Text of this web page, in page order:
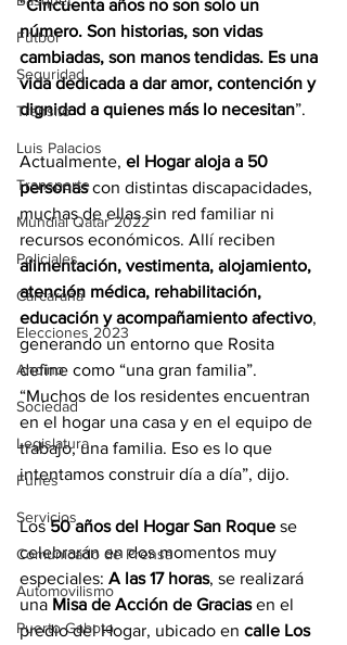
Fútbol
Seguridad
Tránsito
Luis Palacios
Transporte
Mundial Qatar 2022
Policiales
Carcarañá
Elecciones 2023
Andino
Sociedad
Legislatura
Funes
Servicios
Comunicado de Prensa
Automovilismo
Puerto Gaboto
“Cincuenta años no son solo un
número. Son historias, son vidas
cambiadas, son manos tendidas. Es una
vida dedicada a dar amor, contención y
dignidad a quienes más lo necesitan”.
Actualmente, el Hogar aloja a 50
personas con distintas discapacidades,
muchas de ellas sin red familiar ni
recursos económicos. Allí reciben
alimentación, vestimenta, alojamiento,
atención médica, rehabilitación,
educación y acompañamiento afectivo,
generando un entorno que Rosita
define como “una gran familia”.
“Muchos de los residentes encuentran
en el hogar una casa y en el equipo de
trabajo, una familia. Eso es lo que
intentamos construir día a día”, dijo.
Los 50 años del Hogar San Roque se
celebrarán en dos momentos muy
especiales: A las 17 horas, se realizará
una Misa de Acción de Gracias en el
predio del Hogar, ubicado en calle Los